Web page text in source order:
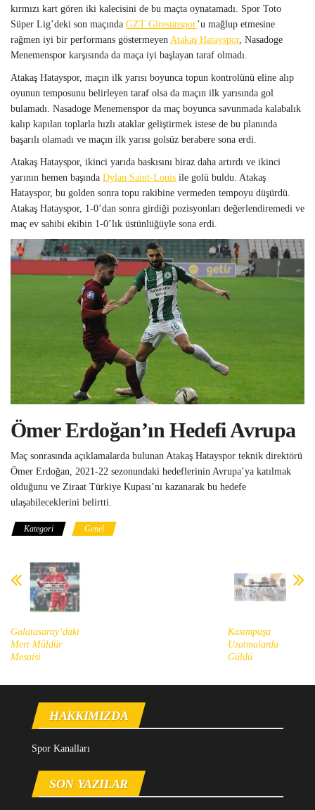
kırmızı kart gören iki kalecisini de bu maçta oynatamadı. Spor Toto
Süper Lig’deki son maçında GZT Giresunspor’u mağlup etmesine
rağmen iyi bir performans göstermeyen Atakaş Hatayspor, Nasadoge
Menemenspor karşısında da maça iyi başlayan taraf olmadı.
Atakaş Hatayspor, maçın ilk yarısı boyunca topun kontrolünü eline alıp
oyunun temposunu belirleyen taraf olsa da maçın ilk yarısında gol
bulamadı. Nasadoge Menemenspor da maç boyunca savunmada kalabalık
kalıp kapılan toplarla hızlı ataklar geliştirmek istese de bu planında
başarılı olamadı ve maçın ilk yarısı golsüz berabere sona erdi.
Atakaş Hatayspor, ikinci yarıda baskısını biraz daha artırdı ve ikinci
yarının hemen başında Dylan Saint-Louis ile golü buldu. Atakaş
Hatayspor, bu golden sonra topu rakibine vermeden tempoyu düşürdü.
Atakaş Hatayspor, 1-0’dan sonra girdiği pozisyonları değerlendiremedi ve
maç ev sahibi ekibin 1-0’lık üstünlüğüyle sona erdi.
Ömer Erdoğan’ın Hedefi Avrupa
Maç sonrasında açıklamalarda bulunan Atakaş Hatayspor teknik direktörü
Ömer Erdoğan, 2021-22 sezonundaki hedeflerinin Avrupa’ya katılmak
olduğunu ve Ziraat Türkiye Kupası’nı kazanarak bu hedefe
ulaşabileceklerini belirtti.
Kategori Genel
Galatasaray’daki
Mert Müldür
Mesaisi
Kasımpaşa
Uzatmalarda
Güldü
HAKKIMIZDA
Spor Kanalları
SON YAZILAR